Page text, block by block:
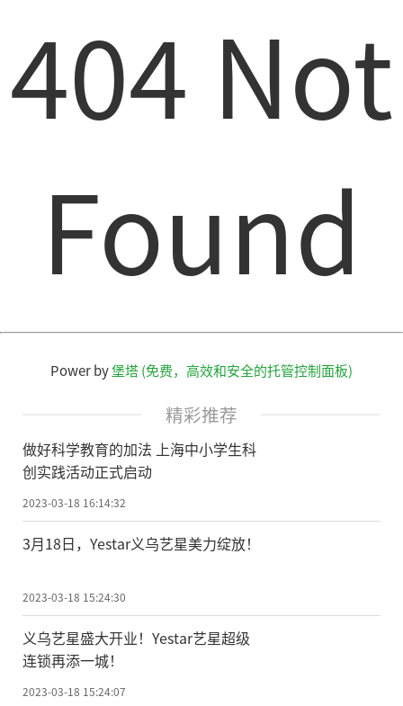
404 Not
Found
Power by堡塔 (免费，高效和安全的托管控制面板)
精彩推荐
做好科学教育的加法 上海中小学生科
创实践活动正式启动
2023-03-18 16:14:32
3月18日，Yestar义乌艺星美力绽放！
2023-03-18 15:24:30
义乌艺星盛大开业！Yestar艺星超级
连锁再添一城！
2023-03-18 15:24:07